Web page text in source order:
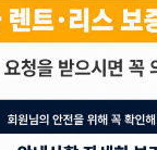
지원금10,000,000원
조회 6341시간 전
포르쉐 파나메라
월1,729,300원 X32